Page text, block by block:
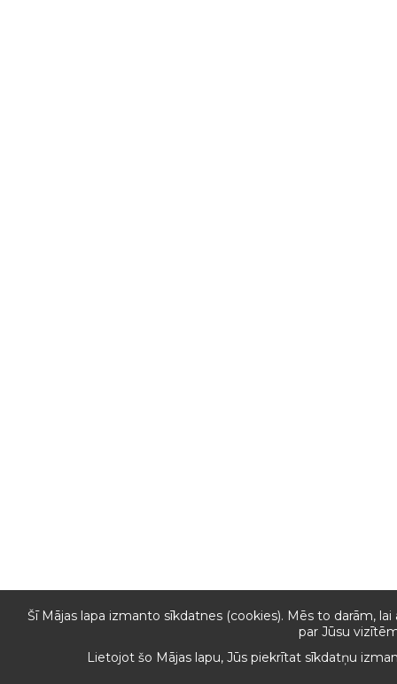
Šī Mājas lapa izmanto sīkdatnes (cookies). Mēs to darām,
par Jūsu
Lietojot šo Mājas lapu, Jūs piekrītat sīkdatņu